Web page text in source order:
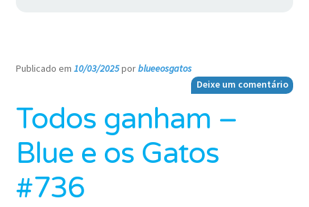
Publicado em 10/03/2025porblueeosgatos
Deixe um comentário
Todos ganham –
Blue e os Gatos
#736